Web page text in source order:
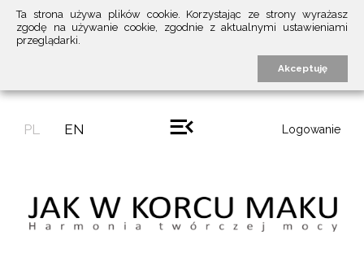
Ta strona używa plików cookie. Korzystając ze strony wyrażasz
zgodę na używanie cookie, zgodnie z aktualnymi ustawieniami
przeglądarki.
Akceptuję
PL EN Logowanie